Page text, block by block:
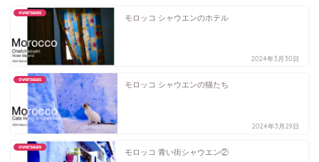
overseas
モロッコ シャウエンのホテル
2024年3月30日
overseas
モロッコ シャウエンの猫たち
2024年3月29日
overseas
モロッコ 青い街シャウエン②